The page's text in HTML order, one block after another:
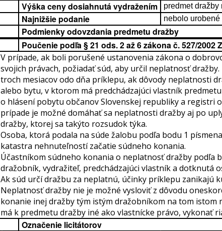
Výška ceny dosiahnutá vydražením predmet
Najnižšie podanie nebolo urobené
Podmienky odovzdania predmetu dražby
Poučenie podľa § 21 ods. 2 až 6 zákona č. 527/
V prípade, ak boli porušené ustanovenia zákona o
svojich právach, požiadať súd, aby určil neplatnosť
troch mesiacov odo dňa príklepu, ak dôvody neplatnosti
alebo bytu, v ktorom má predchádzajúci vlastník
o hlásení pobytu občanov Slovenskej republiky a registri
prípade je možné domáhať sa neplatnosti dražby aj po
dražby, ktorej sa takýto rozsudok týka.
Osoba, ktorá podala na súde žalobu podľa bodu 1
katastra nehnuteľností začatie súdneho konania.
Účastníkom súdneho konania o neplatnosť dražby podľa
dražobník, vydražiteľ, predchádzajúci vlastník a dotknutá
Ak súd určí dražbu za neplatnú, účinky príklepu zanikajú
Neplatnosť dražby nie je možné vysloviť z dôvodu
konanie inej dražby tým istým dražobníkom na tom
má k predmetu dražby iné ako vlastnícke právo, vykonať
Označenie licitátorov